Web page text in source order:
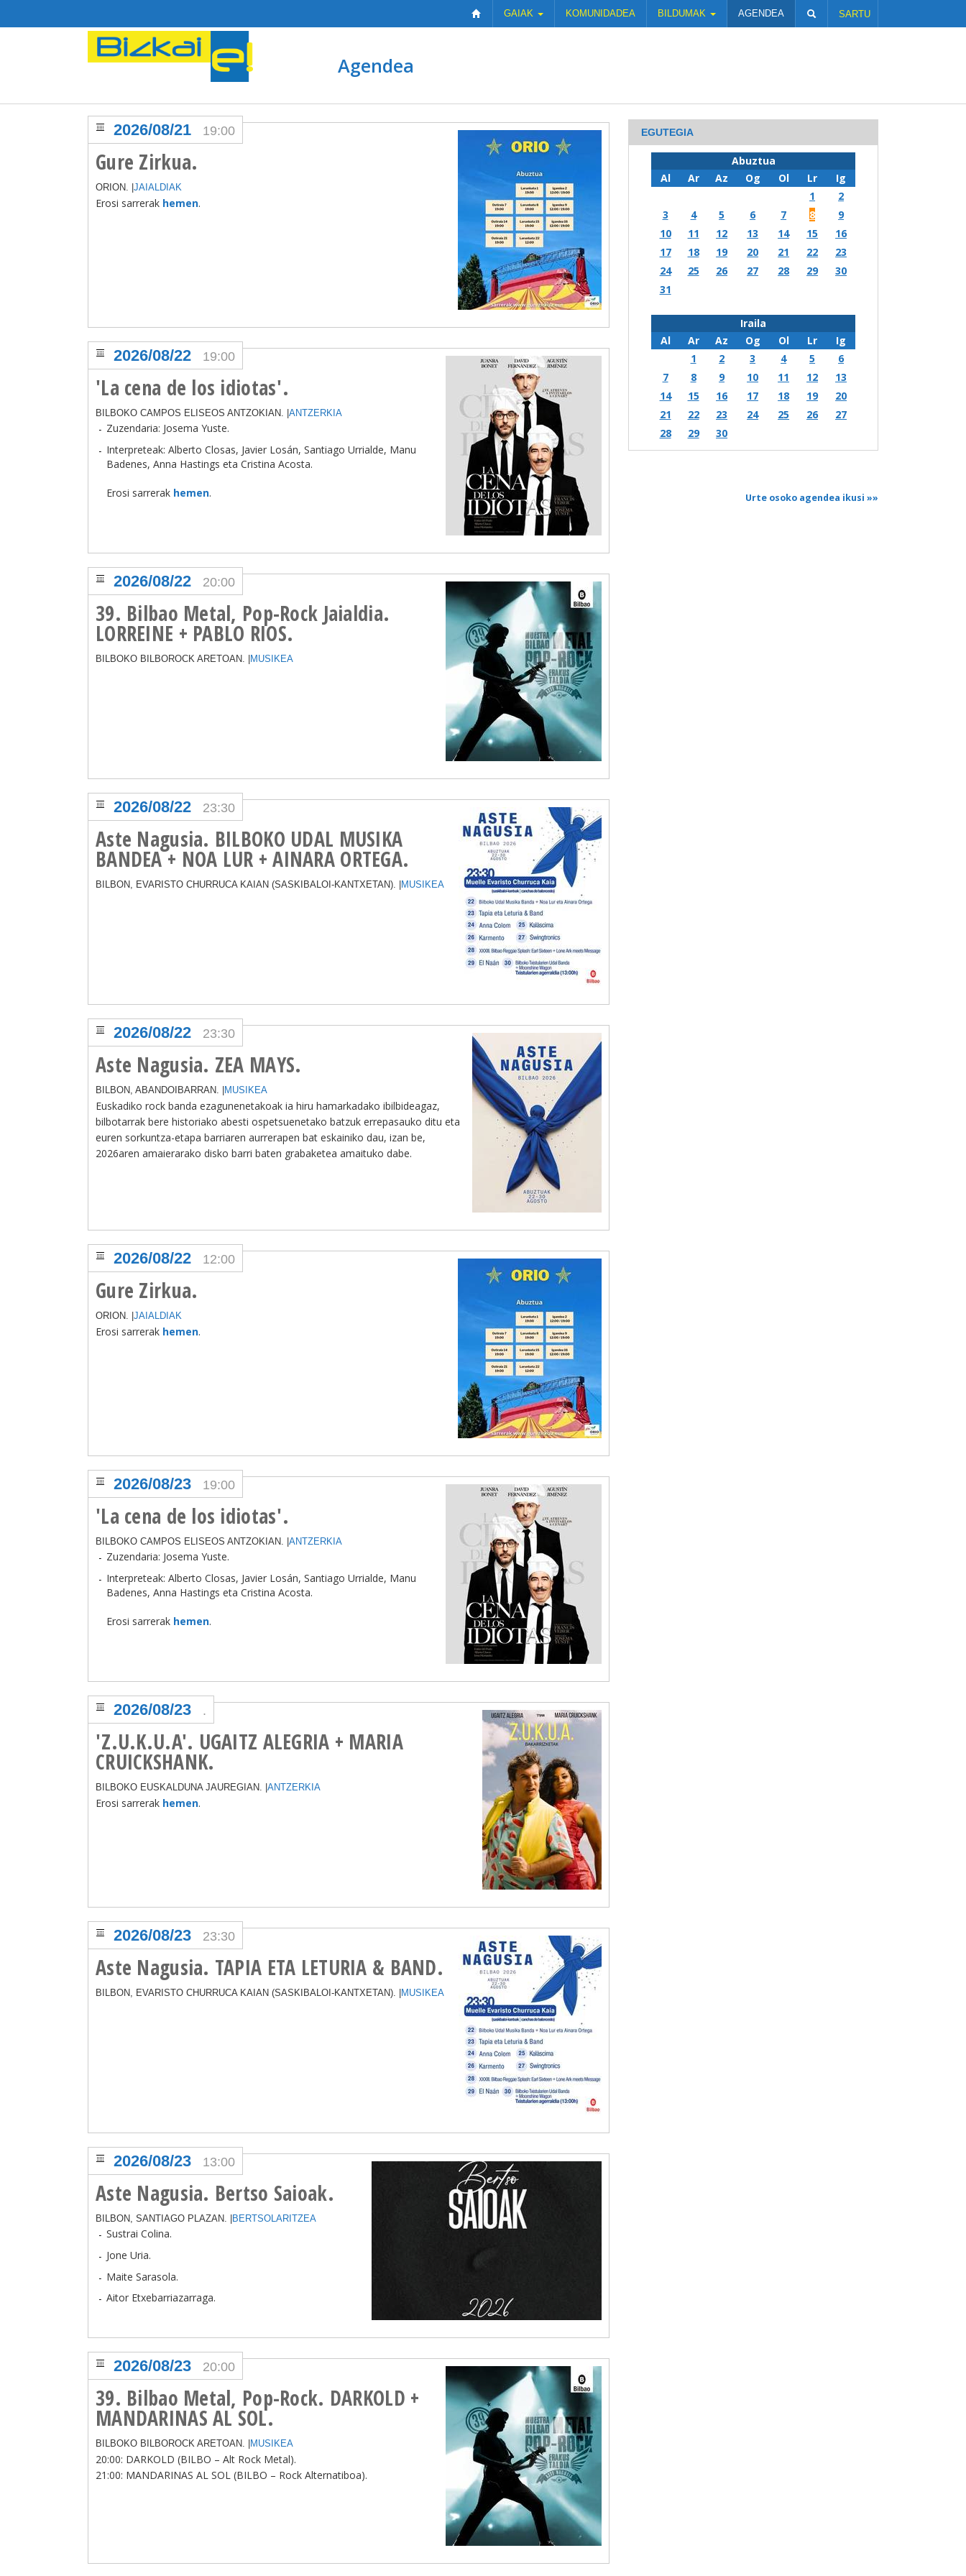
GAIAK KOMUNIDADEA BILDUMAK AGENDEA SARTU
Agendea
Gure Zirkua.
2026/08/21 19:00
ORION. | JAIALDIAK
Erosi sarrerak hemen.
'La cena de los idiotas'.
2026/08/22 19:00
BILBOKO CAMPOS ELISEOS ANTZOKIAN. | ANTZERKIA
Zuzendaria: Josema Yuste.
Interpreteak: Alberto Closas, Javier Losán, Santiago Urrialde, Manu
Badenes, Anna Hastings eta Cristina Acosta.
Erosi sarrerak hemen.
39. Bilbao Metal, Pop-Rock Jaialdia.
LORREINE + PABLO RIOS.
2026/08/22 20:00
BILBOKO BILBOROCK ARETOAN. | MUSIKEA
Aste Nagusia. BILBOKO UDAL MUSIKA
BANDEA + NOA LUR + AINARA ORTEGA.
2026/08/22 23:30
BILBON, EVARISTO CHURRUCA KAIAN (SASKIBALOI-KANTXETAN). | MUSIKEA
Aste Nagusia. ZEA MAYS.
2026/08/22 23:30
BILBON, ABANDOIBARRAN. | MUSIKEA
Euskadiko rock banda ezagunenetakoak ia hiru hamarkadako ibilbideagaz,
bilbotarrak bere historiako abesti ospetsuenetako batzuk errepasauko ditu eta
euren sorkuntza-etapa barriaren aurrerapen bat eskainiko dau, izan be,
2026aren amaierarako disko barri baten grabaketea amaituko dabe.
Gure Zirkua.
2026/08/22 12:00
ORION. | JAIALDIAK
Erosi sarrerak hemen.
'La cena de los idiotas'.
2026/08/23 19:00
BILBOKO CAMPOS ELISEOS ANTZOKIAN. | ANTZERKIA
Zuzendaria: Josema Yuste.
Interpreteak: Alberto Closas, Javier Losán, Santiago Urrialde, Manu
Badenes, Anna Hastings eta Cristina Acosta.
Erosi sarrerak hemen.
'Z.U.K.U.A'. UGAITZ ALEGRIA + MARIA
CRUICKSHANK.
2026/08/23 .
BILBOKO EUSKALDUNA JAUREGIAN. | ANTZERKIA
Erosi sarrerak hemen.
Aste Nagusia. TAPIA ETA LETURIA & BAND.
2026/08/23 23:30
BILBON, EVARISTO CHURRUCA KAIAN (SASKIBALOI-KANTXETAN). | MUSIKEA
Aste Nagusia. Bertso Saioak.
2026/08/23 13:00
BILBON, SANTIAGO PLAZAN. | BERTSOLARITZEA
Sustrai Colina.
Jone Uria.
Maite Sarasola.
Aitor Etxebarriazarraga.
39. Bilbao Metal, Pop-Rock. DARKOLD +
MANDARINAS AL SOL.
2026/08/23 20:00
BILBOKO BILBOROCK ARETOAN. | MUSIKEA
20:00: DARKOLD (BILBO – Alt Rock Metal).
21:00: MANDARINAS AL SOL (BILBO – Rock Alternatiboa).
EGUTEGIA
Abuztua
Al
Ar Az Og Ol Lr
Ig
1
2
3
4 5 6 7 8
9
10
11 12 13 14 15
16
17
18 19 20 21 22
23
24
25 26 27 28 29
30
31
Iraila
Al
Ar Az Og Ol Lr
Ig
1
2 3 4 5
6
7
8 9 10 11 12
13
14
15 16 17 18 19
20
21
22 23 24 25 26
27
28
29 30
Urte osoko agendea ikusi »»